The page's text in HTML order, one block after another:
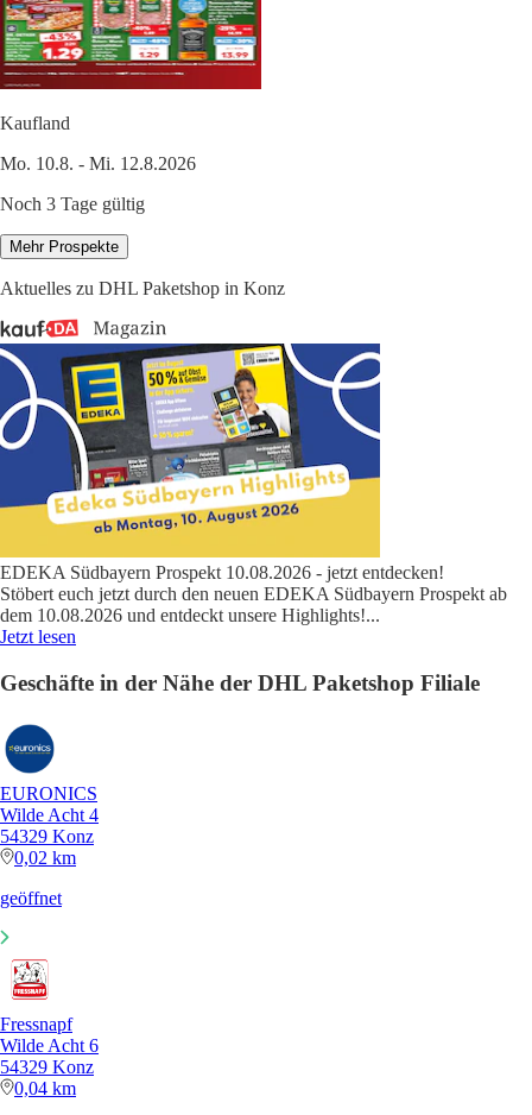
Kaufland
Mo. 10.8. - Mi. 12.8.2026
Noch 3 Tage gültig
Mehr Prospekte
Aktuelles zu DHL Paketshop in Konz
EDEKA Südbayern Prospekt 10.08.2026 - jetzt entdecken!
Stöbert euch jetzt durch den neuen EDEKA Südbayern Prospekt ab
dem 10.08.2026 und entdeckt unsere Highlights!...
Jetzt lesen
Geschäfte in der Nähe der DHL Paketshop Filiale
EURONICS
Wilde Acht 4
54329 Konz
0,02 km
geöffnet
Fressnapf
Wilde Acht 6
54329 Konz
0,04 km